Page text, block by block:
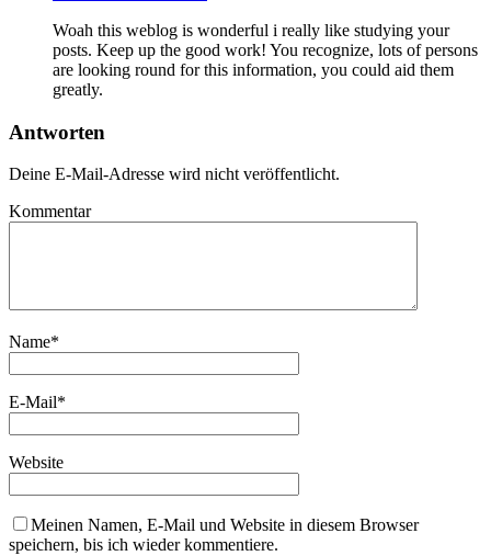
Woah this weblog is wonderful i really like studying your
posts. Keep up the good work! You recognize, lots of persons
are looking round for this information, you could aid them
greatly.
Antworten
Deine E-Mail-Adresse wird nicht veröffentlicht.
Kommentar
Name*
E-Mail*
Website
Meinen Namen, E-Mail und Website in diesem Browser
speichern, bis ich wieder kommentiere.